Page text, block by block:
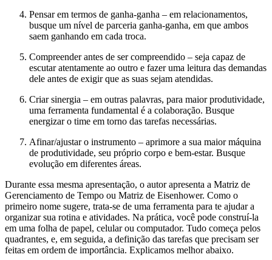
Pensar em termos de ganha-ganha – em relacionamentos,
busque um nível de parceria ganha-ganha, em que ambos
saem ganhando em cada troca.
Compreender antes de ser compreendido – seja capaz de
escutar atentamente ao outro e fazer uma leitura das demandas
dele antes de exigir que as suas sejam atendidas.
Criar sinergia – em outras palavras, para maior produtividade,
uma ferramenta fundamental é a colaboração. Busque
energizar o time em torno das tarefas necessárias.
Afinar/ajustar o instrumento – aprimore a sua maior máquina
de produtividade, seu próprio corpo e bem-estar. Busque
evolução em diferentes áreas.
Durante essa mesma apresentação, o autor apresenta a Matriz de
Gerenciamento de Tempo ou Matriz de Eisenhower. Como o
primeiro nome sugere, trata-se de uma ferramenta para te ajudar a
organizar sua rotina e atividades. Na prática, você pode construí-la
em uma folha de papel, celular ou computador. Tudo começa pelos
quadrantes, e, em seguida, a definição das tarefas que precisam ser
feitas em ordem de importância. Explicamos melhor abaixo.